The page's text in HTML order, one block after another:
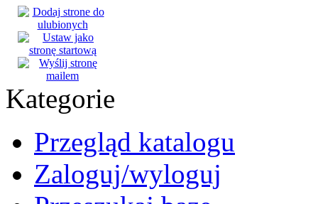
Kategorie
Przegląd katalogu
Zaloguj/wyloguj